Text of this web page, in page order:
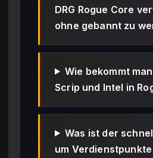
DRG Rogue Core
ohne gebannt zu
Wie bekommt
Scrip und Intel in
Was ist der
um Verdienstpunkte